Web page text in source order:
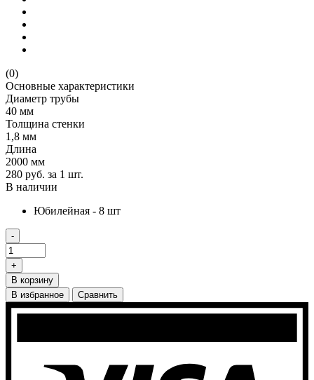
(0)
Основные характеристики
Диаметр трубы
40 мм
Толщина стенки
1,8 мм
Длина
2000 мм
280 руб. за 1 шт.
В наличии
Юбилейная - 8 шт
-
+
В корзину
В избранное
Сравнить